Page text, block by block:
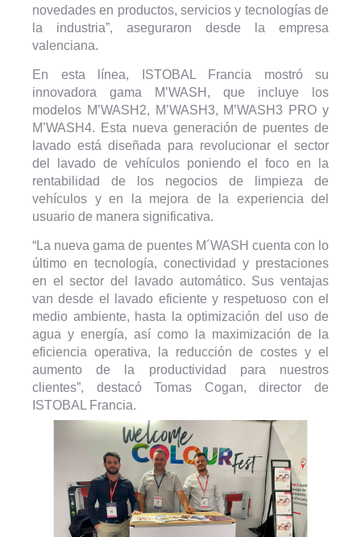
novedades en productos, servicios y tecnologías de
la industria”, aseguraron desde la empresa
valenciana.
En esta línea, ISTOBAL Francia mostró su
innovadora gama M’WASH, que incluye los
modelos M’WASH2, M’WASH3, M’WASH3 PRO y
M’WASH4. Esta nueva generación de puentes de
lavado está diseñada para revolucionar el sector
del lavado de vehículos poniendo el foco en la
rentabilidad de los negocios de limpieza de
vehículos y en la mejora de la experiencia del
usuario de manera significativa.
“La nueva gama de puentes M´WASH cuenta con lo
último en tecnología, conectividad y prestaciones
en el sector del lavado automático. Sus ventajas
van desde el lavado eficiente y respetuoso con el
medio ambiente, hasta la optimización del uso de
agua y energía, así como la maximización de la
eficiencia operativa, la reducción de costes y el
aumento de la productividad para nuestros
clientes”, destacó Tomas Cogan, director de
ISTOBAL Francia.